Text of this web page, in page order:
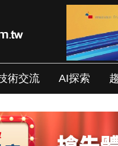
術交流 AI探索